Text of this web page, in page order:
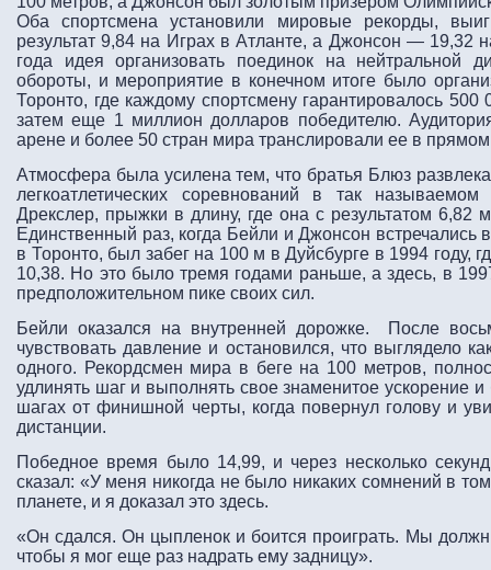
Оба спортсмена установили мировые рекорды,
результат 9,84 на Играх в Атланте, а Джонсон — 19,32
года идея организовать поединок на нейтральной
обороты, и мероприятие в конечном итоге было
Торонто, где каждому спортсмену гарантировалось 500
затем еще 1 миллион долларов победителю.
арене и более 50 стран мира транслировали ее в
Атмосфера была усилена тем, что братья Блюз
легкоатлетических соревнований в так
Дрекслер, прыжки в длину, где она с результатом
Единственный раз, когда Бейли и Джонсон встречались
в Торонто, был забег на 100 м в Дуйсбурге в 1994 году,
10,38. Но это было тремя годами раньше, а здесь, в
предположительном пике своих сил.
Бейли оказался на внутренней дорожке. После
чувствовать давление и остановился, что выглядело
одного. Рекордсмен мира в беге на 100 метров,
удлинять шаг и выполнять свое знаменитое ускорение
шагах от финишной черты, когда повернул голову и
дистанции.
Победное время было 14,99, и через несколько
сказал: «У меня никогда не было никаких сомнений в
планете, и я доказал это здесь.
«Он сдался. Он цыпленок и боится проиграть. Мы
чтобы я мог еще раз надрать ему задницу».